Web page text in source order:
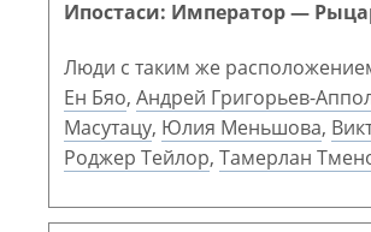
Ипостаси: Император —
Люди с таким же
Ен Бяо, Андрей Григорьев-
Масутацу, Юлия Меньшова,
Роджер Тейлор, Тамерлан